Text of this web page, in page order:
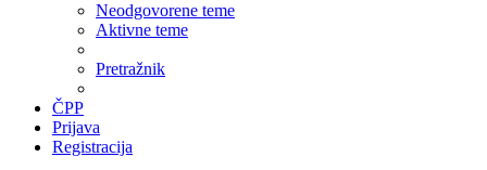
Neodgovorene teme
Aktivne teme
Pretražnik
ČPP
Prijava
Registracija